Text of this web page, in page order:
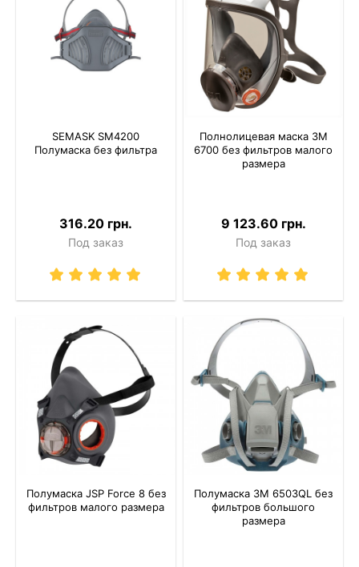
SEMASK SM4200
Полумаска без фильтра
316.20 грн.
Под заказ
Полнолицевая маска 3M
6700 без фильтров малого
размера
9 123.60 грн.
Под заказ
Полумаска JSP Force 8 без
фильтров малого размера
Полумаска 3M 6503QL без
фильтров большого
размера